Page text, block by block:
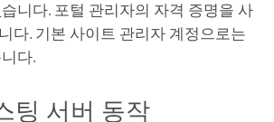
니다. 포털 관리자의 자격 증명을 사
다. 기본 사이트 관리자 계정으로는
다.
팅 서버 동작